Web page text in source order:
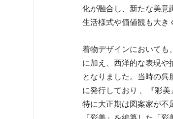
化が融合し、新たな美意
生活様式や価値観も大き
着物デザインにおいても
に加え、西洋的な表現
となりました。当時の
に発行しており 、『彩
特に大正期は図案家が不